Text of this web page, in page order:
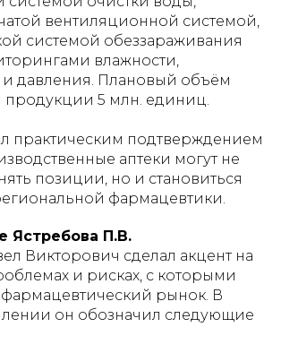
вентиляционной системой,
системой обеззараживания
влажности,
и давления. Плановый объём
продукции 5 млн. единиц.
практическим подтверждением
аптеки могут не
позиции, но и становиться
фармацевтики.
Ястребова П.В.
Викторович сделал акцент на
и рисках, с которыми
фармацевтический рынок. В
он обозначил следующие